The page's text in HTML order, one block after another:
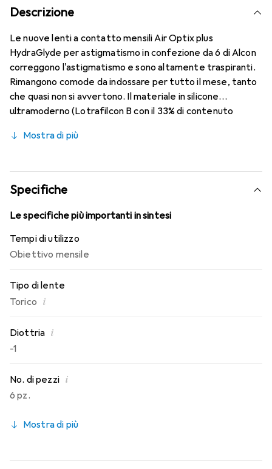
Descrizione
Le nuove lenti a contatto mensili Air Optix plus
HydraGlyde per astigmatismo in confezione da 6 di Alcon
correggono l'astigmatismo e sono altamente traspiranti.
Rimangono comode da indossare per tutto il mese, tanto
che quasi non si avvertono. Il materiale in silicone
ultramoderno (Lotrafilcon B con il 33% di contenuto
Moisture Matrix e la nota tecnologia SmartShield,
conosci. Indossa le lenti a contatto mensili tutto il giorno
in modo comodo e senza fastidi.
Mostra di più
Specifiche
Le specifiche più importanti in sintesi
Tempi di utilizzo
Obiettivo mensile
Tipo di lente
Torico i
Diottria i
-1
No. di pezzi i
6 pz.
Mostra di più